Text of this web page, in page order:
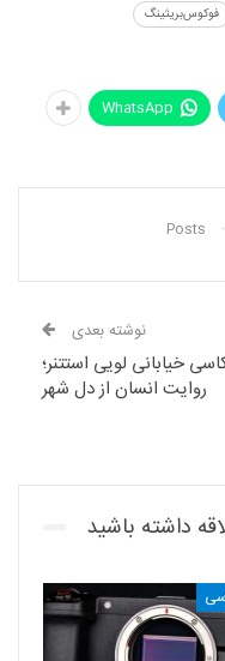
فوکوس‌بریثینگ
WhatsApp
نوشته بعدی
خیابانی لویی استتنر؛
روایت انسان از دل شهر
داشته باشید